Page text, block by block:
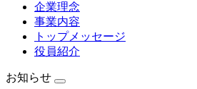
企業理念
事業内容
トップメッセージ
役員紹介
お知らせ